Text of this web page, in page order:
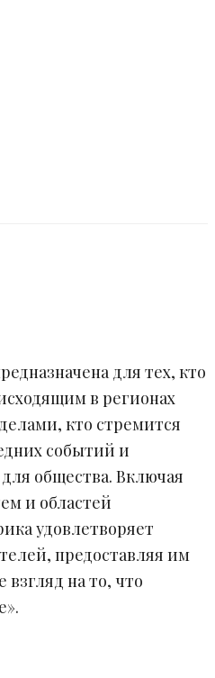
для тех, кто
в регионах
кто стремится
событий и
общества. Включая
и областей
удовлетворяет
предоставляя им
на то, что